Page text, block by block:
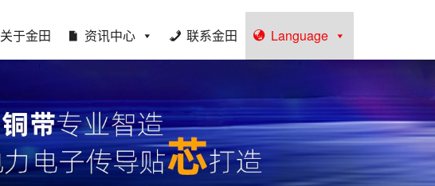
关于金田 资讯中心 联系金田 Language